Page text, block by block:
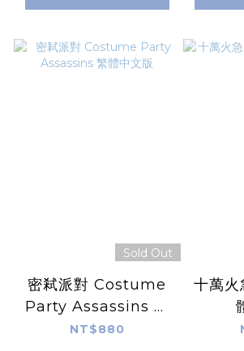
Sold Out
密弒派對 Costume
Party Assassins 繁
體中文版
NT$880
十萬